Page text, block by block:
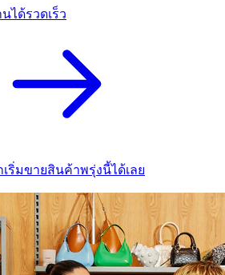
ได้รวดเร็ว
ริ่มขายสินค้าพรุ่งนี้ได้เลย